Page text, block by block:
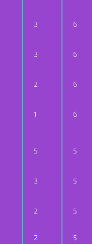
3 6
3 6
2 6
1 6
5 5
3 5
2 5
2 5